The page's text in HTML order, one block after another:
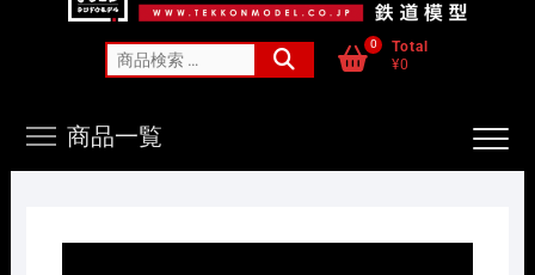
索
0
Total
¥0
商品一覧